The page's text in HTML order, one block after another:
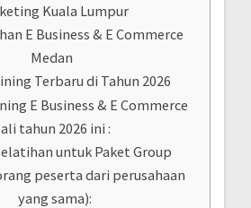
Kuala Lumpur
E Business & E Commerce
Medan
Terbaru di Tahun 2026
E Business & E Commerce
tahun 2026 ini :
untuk Paket Group
peserta dari perusahaan
yang sama):